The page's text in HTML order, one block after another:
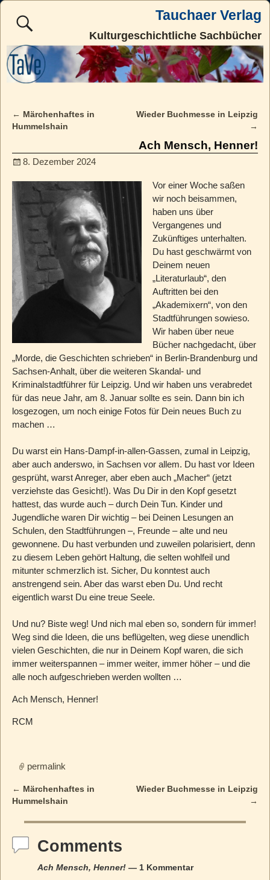
Tauchaer Verlag
Kulturgeschichtliche Sachbücher
Post navigation
← Märchenhaftes in
Hummelshain
Wieder Buchmesse in Leipzig
→
Ach Mensch, Henner!
8. Dezember 2024
Vor einer Woche saßen
wir noch beisammen,
haben uns über
Vergangenes und
Zukünftiges unterhalten.
Du hast geschwärmt von
Deinem neuen
„Literaturlaub“, den
Auftritten bei den
„Akademixern“, von den
Stadtführungen sowieso.
Wir haben über neue
Bücher nachgedacht, über
„Morde, die Geschichten schrieben“ in Berlin-Brandenburg und
Sachsen-Anhalt, über die weiteren Skandal- und
Kriminalstadtführer für Leipzig. Und wir haben uns verabredet
für das neue Jahr, am 8. Januar sollte es sein. Dann bin ich
losgezogen, um noch einige Fotos für Dein neues Buch zu
machen …
Du warst ein Hans-Dampf-in-allen-Gassen, zumal in Leipzig,
aber auch anderswo, in Sachsen vor allem. Du hast vor Ideen
gesprüht, warst Anreger, aber eben auch „Macher“ (jetzt
verziehste das Gesicht!). Was Du Dir in den Kopf gesetzt
hattest, das wurde auch – durch Dein Tun. Kinder und
Jugendliche waren Dir wichtig – bei Deinen Lesungen an
Schulen, den Stadtführungen –, Freunde – alte und neu
gewonnene. Du hast verbunden und zuweilen polarisiert, denn
zu diesem Leben gehört Haltung, die selten wohlfeil und
mitunter schmerzlich ist. Sicher, Du konntest auch
anstrengend sein. Aber das warst eben Du. Und recht
eigentlich warst Du eine treue Seele.
Und nu? Biste weg! Und nich mal eben so, sondern für immer!
Weg sind die Ideen, die uns beflügelten, weg diese unendlich
vielen Geschichten, die nur in Deinem Kopf waren, die sich
immer weiterspannen – immer weiter, immer höher – und die
alle noch aufgeschrieben werden wollten …
Ach Mensch, Henner!
RCM
permalink
Post navigation
← Märchenhaftes in
Hummelshain
Wieder Buchmesse in Leipzig
→
Comments
Ach Mensch, Henner!— 1 Kommentar